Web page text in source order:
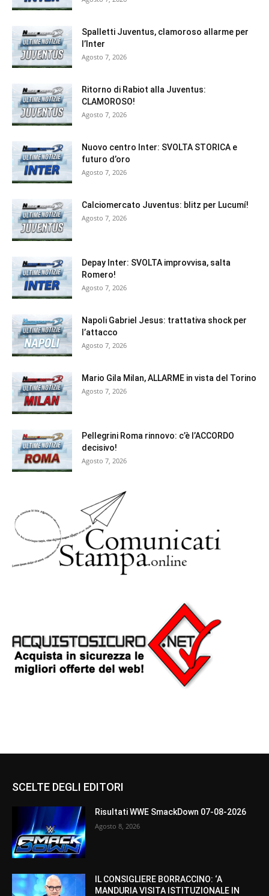
Spalletti Juventus, clamoroso allarme per
l’Inter
Agosto 7, 2026
Ritorno di Rabiot alla Juventus:
CLAMOROSO!
Agosto 7, 2026
Nuovo centro Inter: SVOLTA STORICA e
futuro d’oro
Agosto 7, 2026
Calciomercato Juventus: blitz per Lucumí!
Agosto 7, 2026
Depay Inter: SVOLTA improvvisa, salta
Romero!
Agosto 7, 2026
Napoli Gabriel Jesus: trattativa shock per
l’attacco
Agosto 7, 2026
Mario Gila Milan, ALLARME in vista del Torino
Agosto 7, 2026
Pellegrini Roma rinnovo: c’è l’ACCORDO
decisivo!
Agosto 7, 2026
SCELTE DEGLI EDITORI
Risultati WWE SmackDown 07-08-2026
Agosto 8, 2026
IL CONSIGLIERE BORRACCINO: ‘A
MANDURIA VISITA ISTITUZIONALE IN